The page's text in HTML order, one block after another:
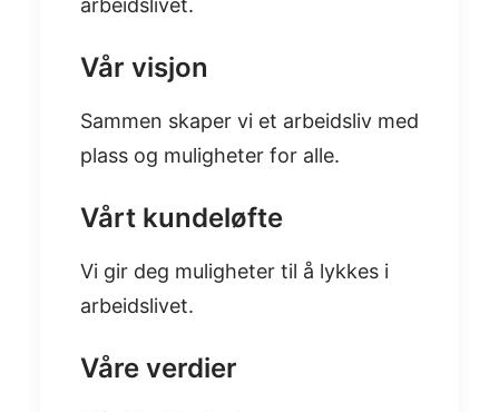
arbeidslivet.
Vår visjon
Sammen skaper ​vi et arbeidsliv med
plass og muligheter for alle.
Vårt kundeløfte
Vi gir deg muligheter ​til å lykkes i
arbeidslivet.​
Våre verdier